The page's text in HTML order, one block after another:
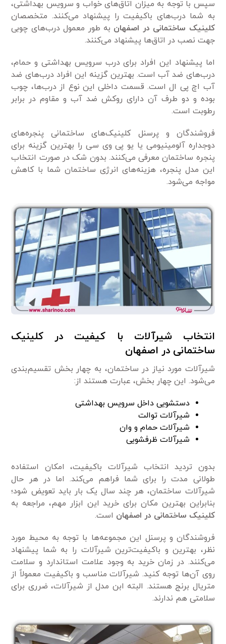
سپس با توجه به میزان اتاق‌های خواب و سرویس بهداشتی،
به شما درب‌های باکیفیت را پیشنهاد می‌کنند. متخصصان
کلینیک ساختمانی در اصفهان به طور معمول درب‌های چوبی
جهت نصب در اتاق‌ها پیشنهاد می‌کنند.
اما پیشنهاد این افراد برای درب سرویس بهداشتی و حمام،
درب‌های ضد آب است. بهترین گزینه این افراد درب‌های ضد
آب اچ پی ال است. قسمت داخلی این نوع از درب‌ها، چوب
بوده و دو طرف آن دارای روکش ضد آب و مقاوم در برابر
رطوبت است.
فروشندگان و پرسنل کلینیک‌های ساختمانی پنجره‌های
دوجداره آلومینیومی یا یو پی وی سی را بهترین گزینه برای
پنجره ساختمان معرفی می‌کنند. بدون شک در صورت انتخاب
این مدل پنجره، هزینه‌های انرژی ساختمان شما با کاهش
مواجه می‌شود.
انتخاب شیرآلات با کیفیت در کلینیک
ساختمانی در اصفهان
شیرآلات مورد نیاز در ساختمان، به چهار بخش تقسیم‌بندی
می‌شود. این چهار بخش، عبارت هستند از:
دستشویی داخل سرویس بهداشتی
شیرآلات توالت
شیرآلات حمام و وان
شیرآلات ظرفشویی
بدون تردید انتخاب شیرآلات باکیفیت، امکان استفاده
طولانی مدت را برای شما فراهم می‌کند. اما در هر حال
شیرآلات ساختمان، هر چند سال یک بار باید تعویض شود؛
بنابراین بهترین مکان برای خرید این ابزار مهم، مراجعه به
کلینیک ساختمانی در اصفهان است.
فروشندگان و پرسنل این مجموعه‌ها با توجه به محیط مورد
نظر، بهترین و باکیفیت‌ترین شیرآلات را به شما پیشنهاد
می‌کنند. در زمان خرید به وجود علامت استاندارد و سلامت
روی آن‌ها توجه کنید. شیرآلات مناسب و باکیفیت معمولاً از
متریال برنج هستند. البته ابن مدل از شیرآلات، ضرری برای
سلامتی هم ندارند.